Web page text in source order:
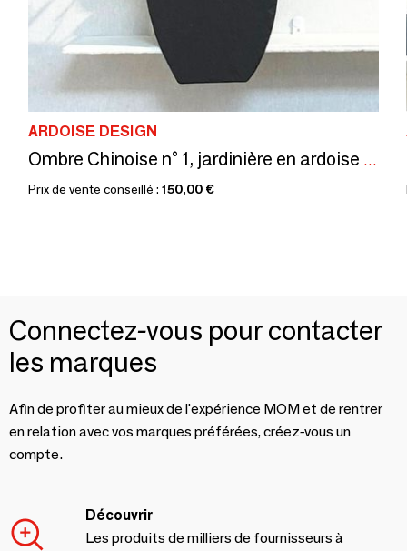
ARDOISE DESIGN
Ombre Chinoise n° 1, jardinière en ardoise naturelle à poser.
Prix de vente conseillé : 150,00 €
Connectez-vous pour contacter
les marques
Afin de profiter au mieux de l'expérience MOM et de rentrer
en relation avec vos marques préférées, créez-vous un
compte.
Découvrir
Les produits de milliers de fournisseurs à